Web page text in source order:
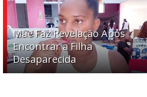
Mãe Faz Revelação Após
Encontrar a Filha
Desaparecida